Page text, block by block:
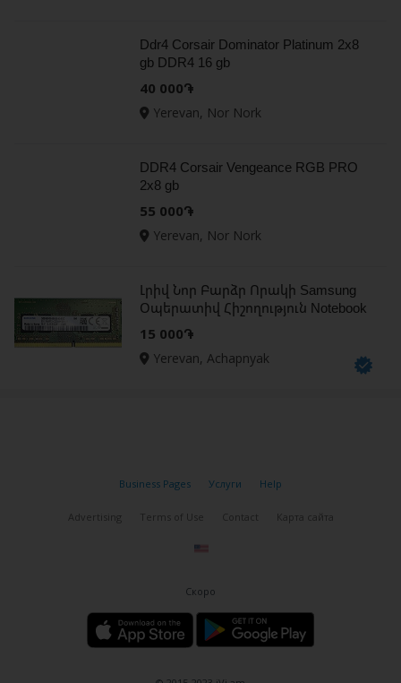
Ddr4 Corsair Dominator Platinum 2x8
gb DDR4 16 gb
40 000֏
Yerevan, Nor Nork
DDR4 Corsair Vengeance RGB PRO
2x8 gb
55 000֏
Yerevan, Nor Nork
Լրիվ Նոր Բարձր Որակի Samsung
Օպերատիվ Հիշողություն Notebook
DDR4 8GB 3200Mhz Երաշխիքով
15 000֏
Yerevan, Achapnyak
Business Pages Услуги Help
Advertising Terms of Use Contact Карта сайта
Скоро